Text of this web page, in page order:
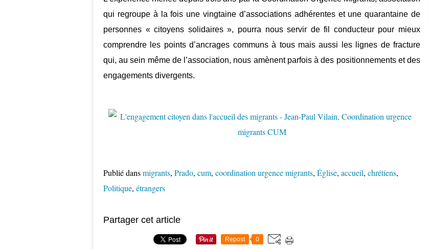
qui regroupe à la fois une vingtaine d’associations adhérentes et une quarantaine de
personnes « citoyens solidaires », pourra nous servir de fil conducteur pour mieux
comprendre les points d’ancrages communs à tous mais aussi les lignes de fracture
qui, au sein même de l’association, nous amènent parfois à des positionnements et des
engagements divergents.
Publié dansmigrants, Prado, cum, coordination urgence migrants, Église, accueil, chrétiens,
Politique, étrangers
Partager cet article
Repost 0